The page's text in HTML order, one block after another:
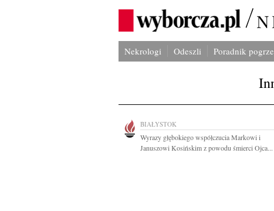
Nekrologi Odeszli Poradnik
BIAŁYSTOK
Wyrazy głębokiego współczucia Markowi i
Januszowi Kosińskim z powodu śmierci Ojca...